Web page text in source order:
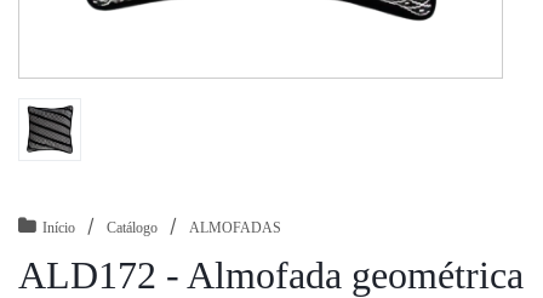
Início / Catálogo / ALMOFADAS
ALD172 - Almofada geométrica